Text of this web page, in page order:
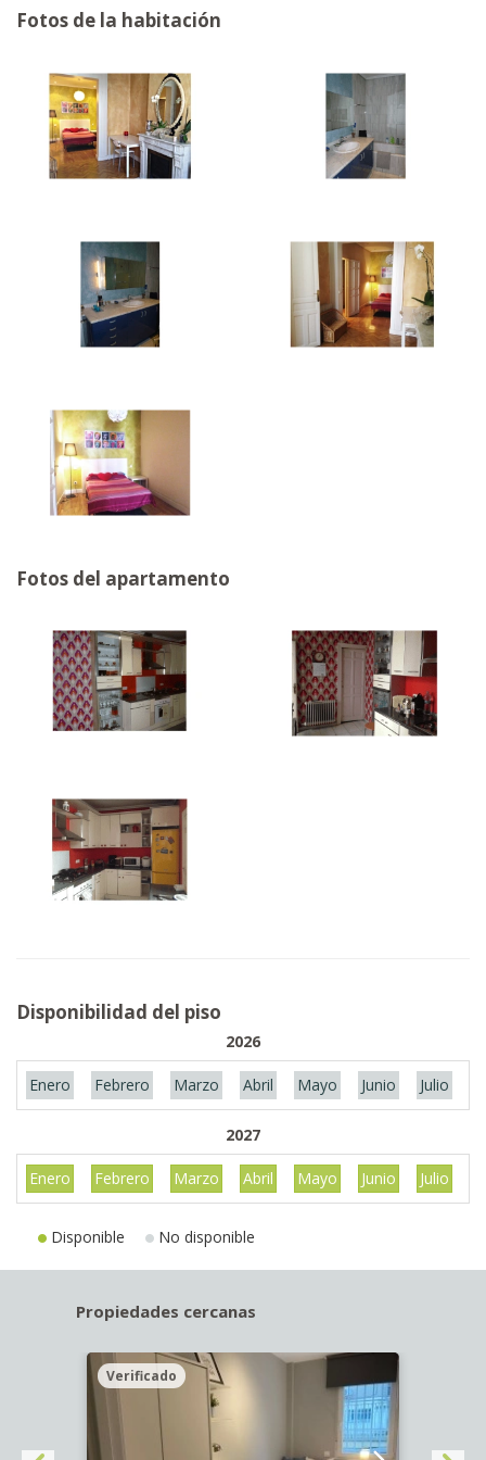
Fotos de la habitación
Fotos del apartamento
Disponibilidad del piso
2026
Enero Febrero Marzo Abril Mayo Junio Julio
2027
Enero Febrero Marzo Abril Mayo Junio Julio
Disponible No disponible
Propiedades cercanas
Verificado